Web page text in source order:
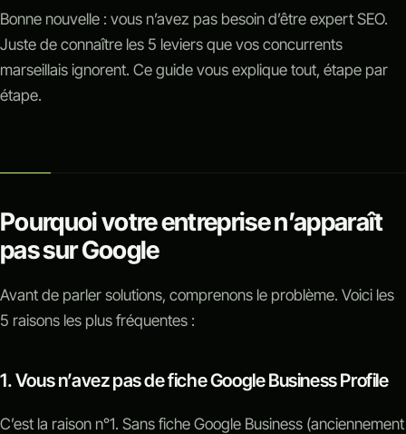
Bonne nouvelle : vous n’avez pas besoin d’être expert SEO.
Juste de connaître les 5 leviers que vos concurrents
marseillais ignorent. Ce guide vous explique tout, étape par
étape.
Pourquoi votre entreprise n’apparaît
pas sur Google
Avant de parler solutions, comprenons le problème. Voici les
5 raisons les plus fréquentes :
1. Vous n’avez pas de fiche Google Business Profile
C’est la raison n°1. Sans fiche Google Business (anciennement